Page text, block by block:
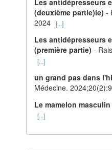
(deuxième partie)ie) -
2024 [...]
Les antidépresseurs
(première partie) -
[...]
un grand pas dans
Médecine.
Le mamelon masculin
[...]